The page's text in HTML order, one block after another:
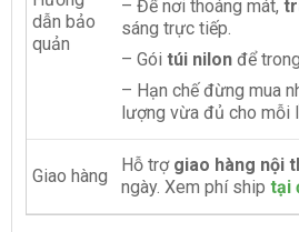
dẫn bảo
quản
– Để nơi thoáng mát,
sáng trực tiếp.
– Gói túi nilon để
– Hạn chế đừng mua
lượng vừa đủ cho mỗi
Giao hàng
Hỗ trợ giao hàng nội
ngày. Xem phí ship tại